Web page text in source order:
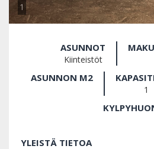
1
ASUNNOT
Kiinteistöt
ASUNNON M2
1
YLEISTÄ TIETOA